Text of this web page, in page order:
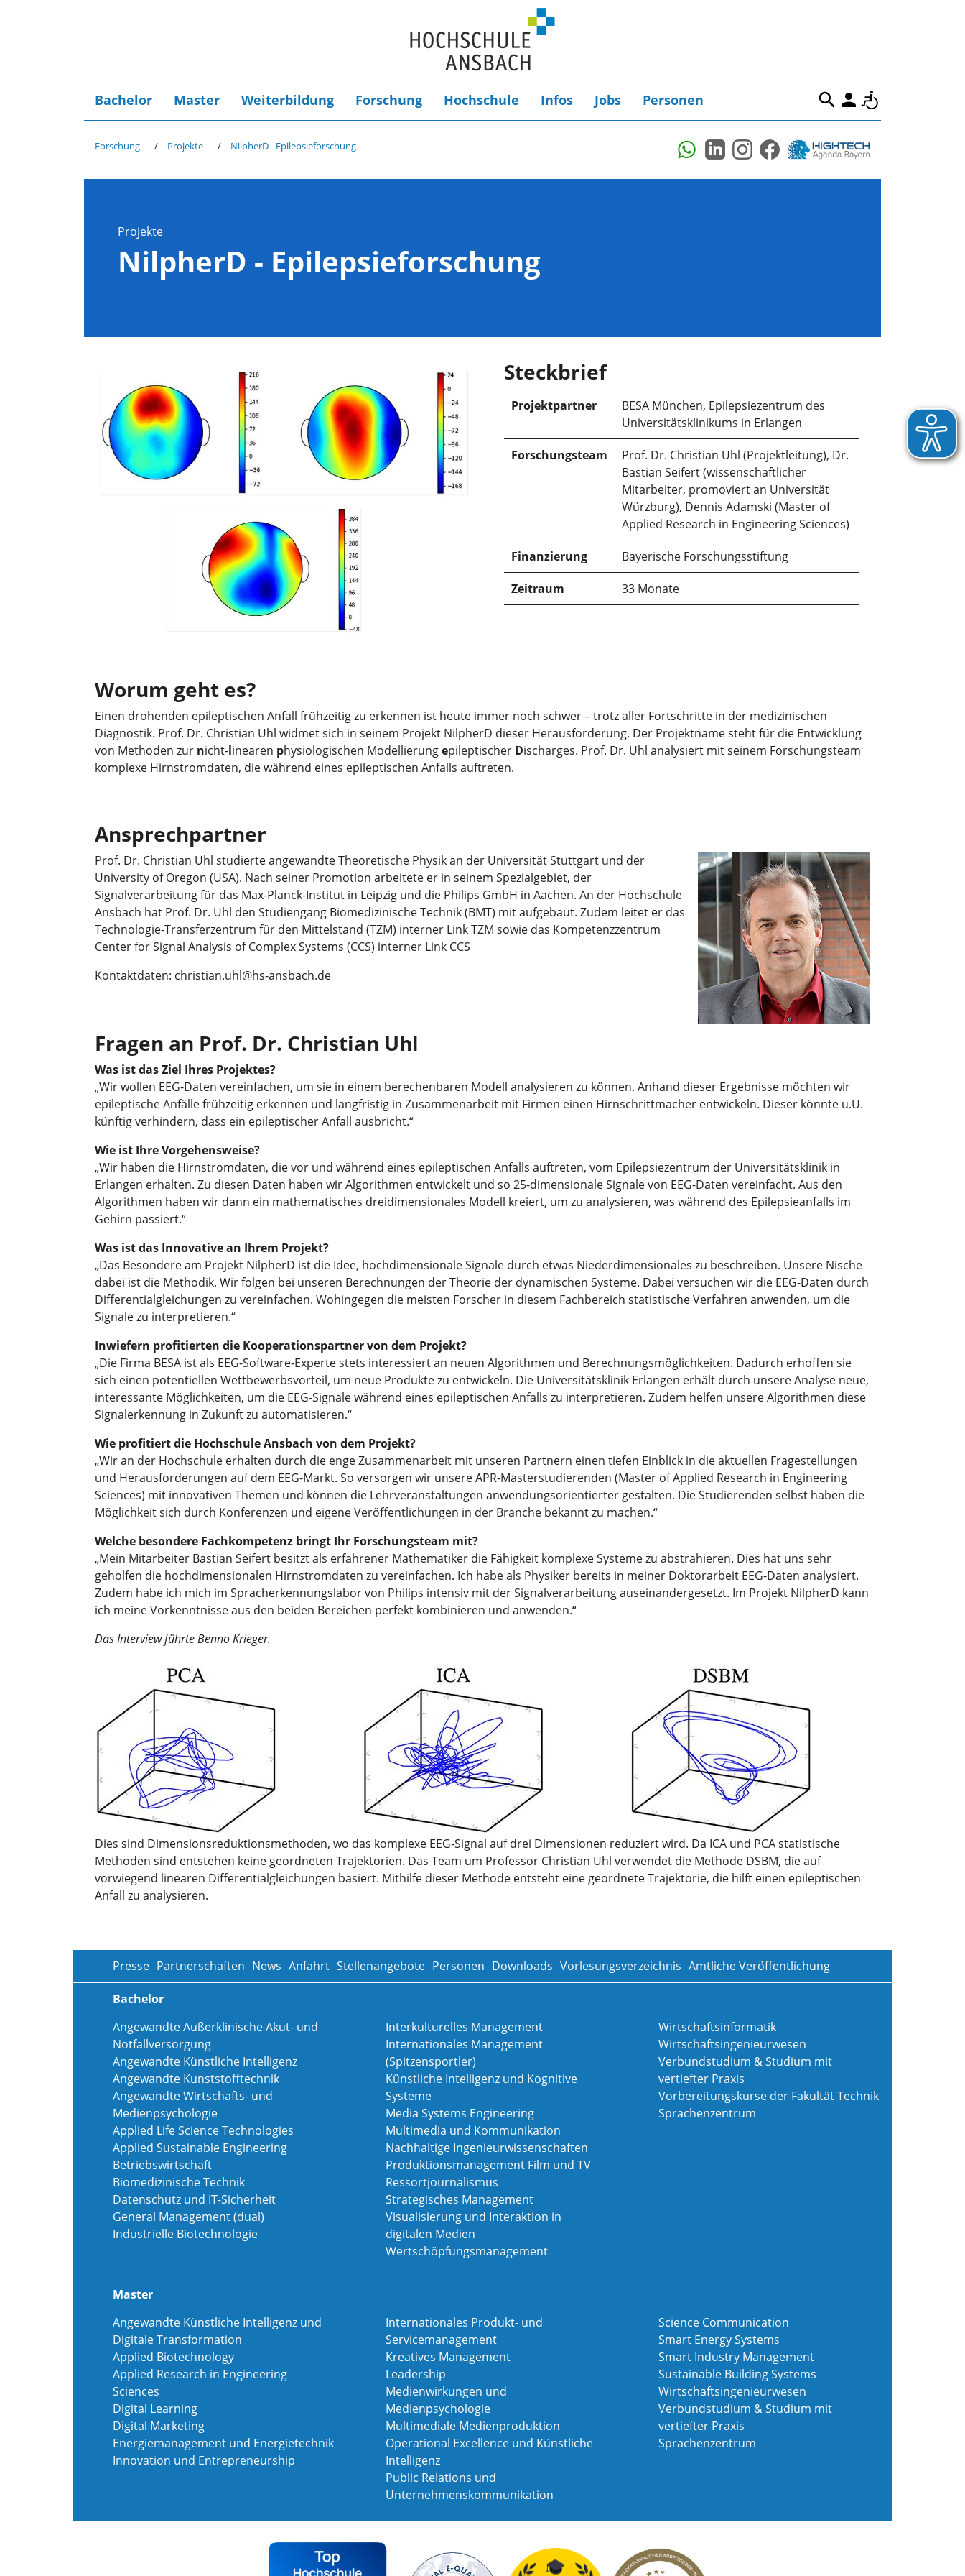
Bachelor Master Weiterbildung Forschung Hochschule Infos Jobs Personen
Forschung Projekte NilpherD - Epilepsieforschung
Projekte
NilpherD - Epilepsieforschung
Steckbrief
Projektpartner
BESA München, Epilepsiezentrum des
Universitätsklinikums in Erlangen
Forschungsteam
Prof. Dr. Christian Uhl (Projektleitung), Dr.
Bastian Seifert (wissenschaftlicher
Mitarbeiter, promoviert an Universität
Würzburg), Dennis Adamski (Master of
Applied Research in Engineering Sciences)
Finanzierung Bayerische Forschungsstiftung
Zeitraum 33 Monate
Worum geht es?
Einen drohenden epileptischen Anfall frühzeitig zu erkennen ist heute immer noch schwer – trotz aller Fortschritte in der medizinischen
Diagnostik. Prof. Dr. Christian Uhl widmet sich in seinem Projekt NilpherD dieser Herausforderung. Der Projektname steht für die Entwicklung
von Methoden zur nicht-linearen physiologischen Modellierungepileptischer Discharges. Prof. Dr. Uhl analysiert mit seinem Forschungsteam
komplexe Hirnstromdaten, die während eines epileptischen Anfalls auftreten.
Ansprechpartner
Prof. Dr. Christian Uhl studierte angewandte Theoretische Physik an der Universität Stuttgart und der
University of Oregon (USA). Nach seiner Promotion arbeitete er in seinem Spezialgebiet, der
Signalverarbeitung für das Max-Planck-Institut in Leipzig und die Philips GmbH in Aachen. An der Hochschule
Ansbach hat Prof. Dr. Uhl den Studiengang Biomedizinische Technik (BMT) mit aufgebaut. Zudem leitet er das
Technologie-Transferzentrum für den Mittelstand (TZM) interner Link TZM sowie das Kompetenzzentrum
Center for Signal Analysis of Complex Systems (CCS) interner Link CCS
Kontaktdaten: christian.uhl@hs-ansbach.de
Fragen an Prof. Dr. Christian Uhl
Was ist das Ziel Ihres Projektes?
„Wir wollen EEG-Daten vereinfachen, um sie in einem berechenbaren Modell analysieren zu können. Anhand dieser Ergebnisse möchten wir
epileptische Anfälle frühzeitig erkennen und langfristig in Zusammenarbeit mit Firmen einen Hirnschrittmacher entwickeln. Dieser könnte u.U.
künftig verhindern, dass ein epileptischer Anfall ausbricht.“
Wie ist Ihre Vorgehensweise?
„Wir haben die Hirnstromdaten, die vor und während eines epileptischen Anfalls auftreten, vom Epilepsiezentrum der Universitätsklinik in
Erlangen erhalten. Zu diesen Daten haben wir Algorithmen entwickelt und so 25-dimensionale Signale von EEG-Daten vereinfacht. Aus den
Algorithmen haben wir dann ein mathematisches dreidimensionales Modell kreiert, um zu analysieren, was während des Epilepsieanfalls im
Gehirn passiert.“
Was ist das Innovative an Ihrem Projekt?
„Das Besondere am Projekt NilpherD ist die Idee, hochdimensionale Signale durch etwas Niederdimensionales zu beschreiben. Unsere Nische
dabei ist die Methodik. Wir folgen bei unseren Berechnungen der Theorie der dynamischen Systeme. Dabei versuchen wir die EEG-Daten durch
Differentialgleichungen zu vereinfachen. Wohingegen die meisten Forscher in diesem Fachbereich statistische Verfahren anwenden, um die
Signale zu interpretieren.“
Inwiefern profitierten die Kooperationspartner von dem Projekt?
„Die Firma BESA ist als EEG-Software-Experte stets interessiert an neuen Algorithmen und Berechnungsmöglichkeiten. Dadurch erhoffen sie
sich einen potentiellen Wettbewerbsvorteil, um neue Produkte zu entwickeln. Die Universitätsklinik Erlangen erhält durch unsere Analyse neue,
interessante Möglichkeiten, um die EEG-Signale während eines epileptischen Anfalls zu interpretieren. Zudem helfen unsere Algorithmen diese
Signalerkennung in Zukunft zu automatisieren.“
Wie profitiert die Hochschule Ansbach von dem Projekt?
„Wir an der Hochschule erhalten durch die enge Zusammenarbeit mit unseren Partnern einen tiefen Einblick in die aktuellen Fragestellungen
und Herausforderungen auf dem EEG-Markt. So versorgen wir unsere APR-Masterstudierenden (Master of Applied Research in Engineering
Sciences) mit innovativen Themen und können die Lehrveranstaltungen anwendungsorientierter gestalten. Die Studierenden selbst haben die
Möglichkeit sich durch Konferenzen und eigene Veröffentlichungen in der Branche bekannt zu machen.“
Welche besondere Fachkompetenz bringt Ihr Forschungsteam mit?
„Mein Mitarbeiter Bastian Seifert besitzt als erfahrener Mathematiker die Fähigkeit komplexe Systeme zu abstrahieren. Dies hat uns sehr
geholfen die hochdimensionalen Hirnstromdaten zu vereinfachen. Ich habe als Physiker bereits in meiner Doktorarbeit EEG-Daten analysiert.
Zudem habe ich mich im Spracherkennungslabor von Philips intensiv mit der Signalverarbeitung auseinandergesetzt. Im Projekt NilpherD kann
ich meine Vorkenntnisse aus den beiden Bereichen perfekt kombinieren und anwenden.“
Das Interview führte Benno Krieger.
Dies sind Dimensionsreduktionsmethoden, wo das komplexe EEG-Signal auf drei Dimensionen reduziert wird. Da ICA und PCA statistische
Methoden sind entstehen keine geordneten Trajektorien. Das Team um Professor Christian Uhl verwendet die Methode DSBM, die auf
vorwiegend linearen Differentialgleichungen basiert. Mithilfe dieser Methode entsteht eine geordnete Trajektorie, die hilft einen epileptischen
Anfall zu analysieren.
Presse Partnerschaften News Anfahrt Stellenangebote Personen Downloads Vorlesungsverzeichnis Amtliche Veröffentlichung
Bachelor
Angewandte Außerklinische Akut- und
Notfallversorgung
Angewandte Künstliche Intelligenz
Angewandte Kunststofftechnik
Angewandte Wirtschafts- und
Medienpsychologie
Applied Life Science Technologies
Applied Sustainable Engineering
Betriebswirtschaft
Biomedizinische Technik
Datenschutz und IT-Sicherheit
General Management (dual)
Industrielle Biotechnologie
Interkulturelles Management
Internationales Management
(Spitzensportler)
Künstliche Intelligenz und Kognitive
Systeme
Media Systems Engineering
Multimedia und Kommunikation
Nachhaltige Ingenieurwissenschaften
Produktionsmanagement Film und TV
Ressortjournalismus
Strategisches Management
Visualisierung und Interaktion in
digitalen Medien
Wertschöpfungsmanagement
Wirtschaftsinformatik
Wirtschaftsingenieurwesen
Verbundstudium & Studium mit
vertiefter Praxis
Vorbereitungskurse der Fakultät Technik
Sprachenzentrum
Master
Angewandte Künstliche Intelligenz und
Digitale Transformation
Applied Biotechnology
Applied Research in Engineering
Sciences
Digital Learning
Digital Marketing
Energiemanagement und Energietechnik
Innovation und Entrepreneurship
Internationales Produkt- und
Servicemanagement
Kreatives Management
Leadership
Medienwirkungen und
Medienpsychologie
Multimediale Medienproduktion
Operational Excellence und Künstliche
Intelligenz
Public Relations und
Unternehmenskommunikation
Science Communication
Smart Energy Systems
Smart Industry Management
Sustainable Building Systems
Wirtschaftsingenieurwesen
Verbundstudium & Studium mit
vertiefter Praxis
Sprachenzentrum